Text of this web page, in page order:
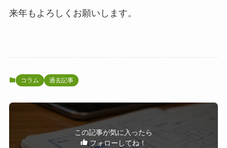
来年もよろしくお願いします。
コラム 過去記事
この記事が気に入ったら
フォローしてね！